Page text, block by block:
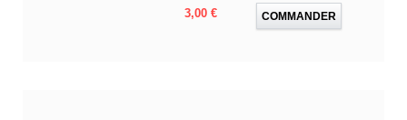
Prix
3,00 € COMMANDER